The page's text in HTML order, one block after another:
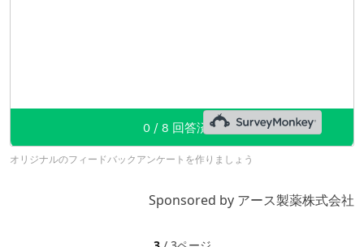
オリジナルのフィードバックアンケートを作りましょう
Sponsored by アース製薬株式会社